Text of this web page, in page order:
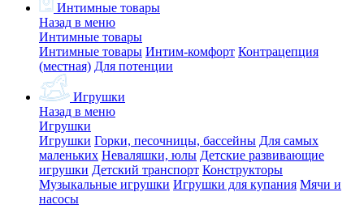
Интимные товары
Назад в меню
Интимные товары
Интимные товары Интим-комфорт Контрацепция
(местная) Для потенции
Игрушки
Назад в меню
Игрушки
Игрушки Горки, песочницы, бассейны Для самых
маленьких Неваляшки, юлы Детские развивающие
игрушки Детский транспорт Конструкторы
Музыкальные игрушки Игрушки для купания Мячи и
насосы